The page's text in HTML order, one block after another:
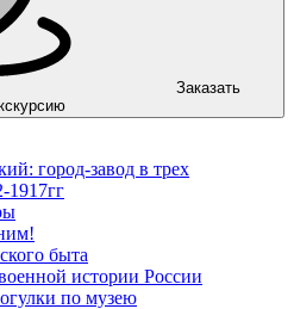
Заказать
город-завод в трех
1917гг
быта
истории России
по музею